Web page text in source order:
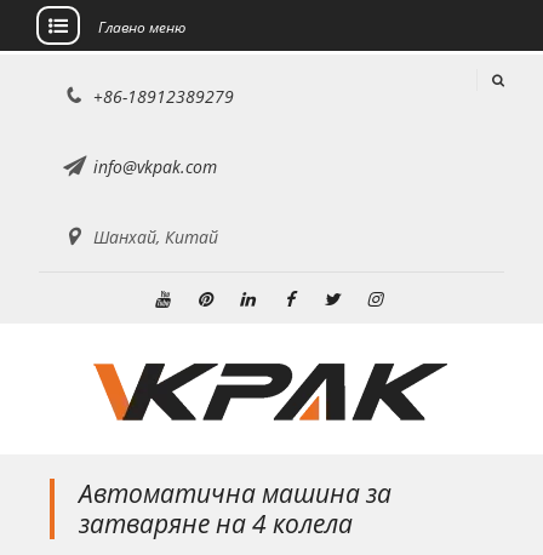
Главно меню
+86-18912389279
info@vkpak.com
Шанхай, Китай
Автоматична машина за
затваряне на 4 колела